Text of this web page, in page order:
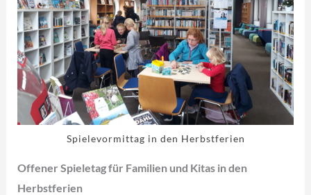
Spielevormittag in den Herbstferien
Offener Spieletag für Familien und Kitas in den
Herbstferien